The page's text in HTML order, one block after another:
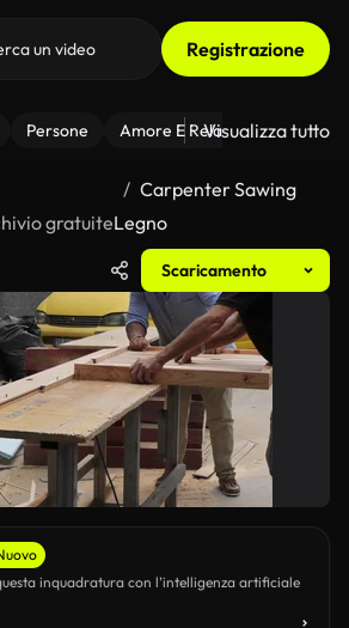
Registrazione
Persone Amore E Relazioni Il
Visualizza tutto
gratuite
Carpenter Sawing
Legno
Scaricamento
inquadratura con l’intelligenza artificiale